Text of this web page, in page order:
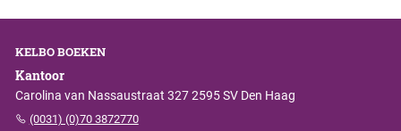
KELBO BOEKEN
Kantoor
Carolina van Nassaustraat 327 2595 SV Den Haag
(0031) (0)70 3872770